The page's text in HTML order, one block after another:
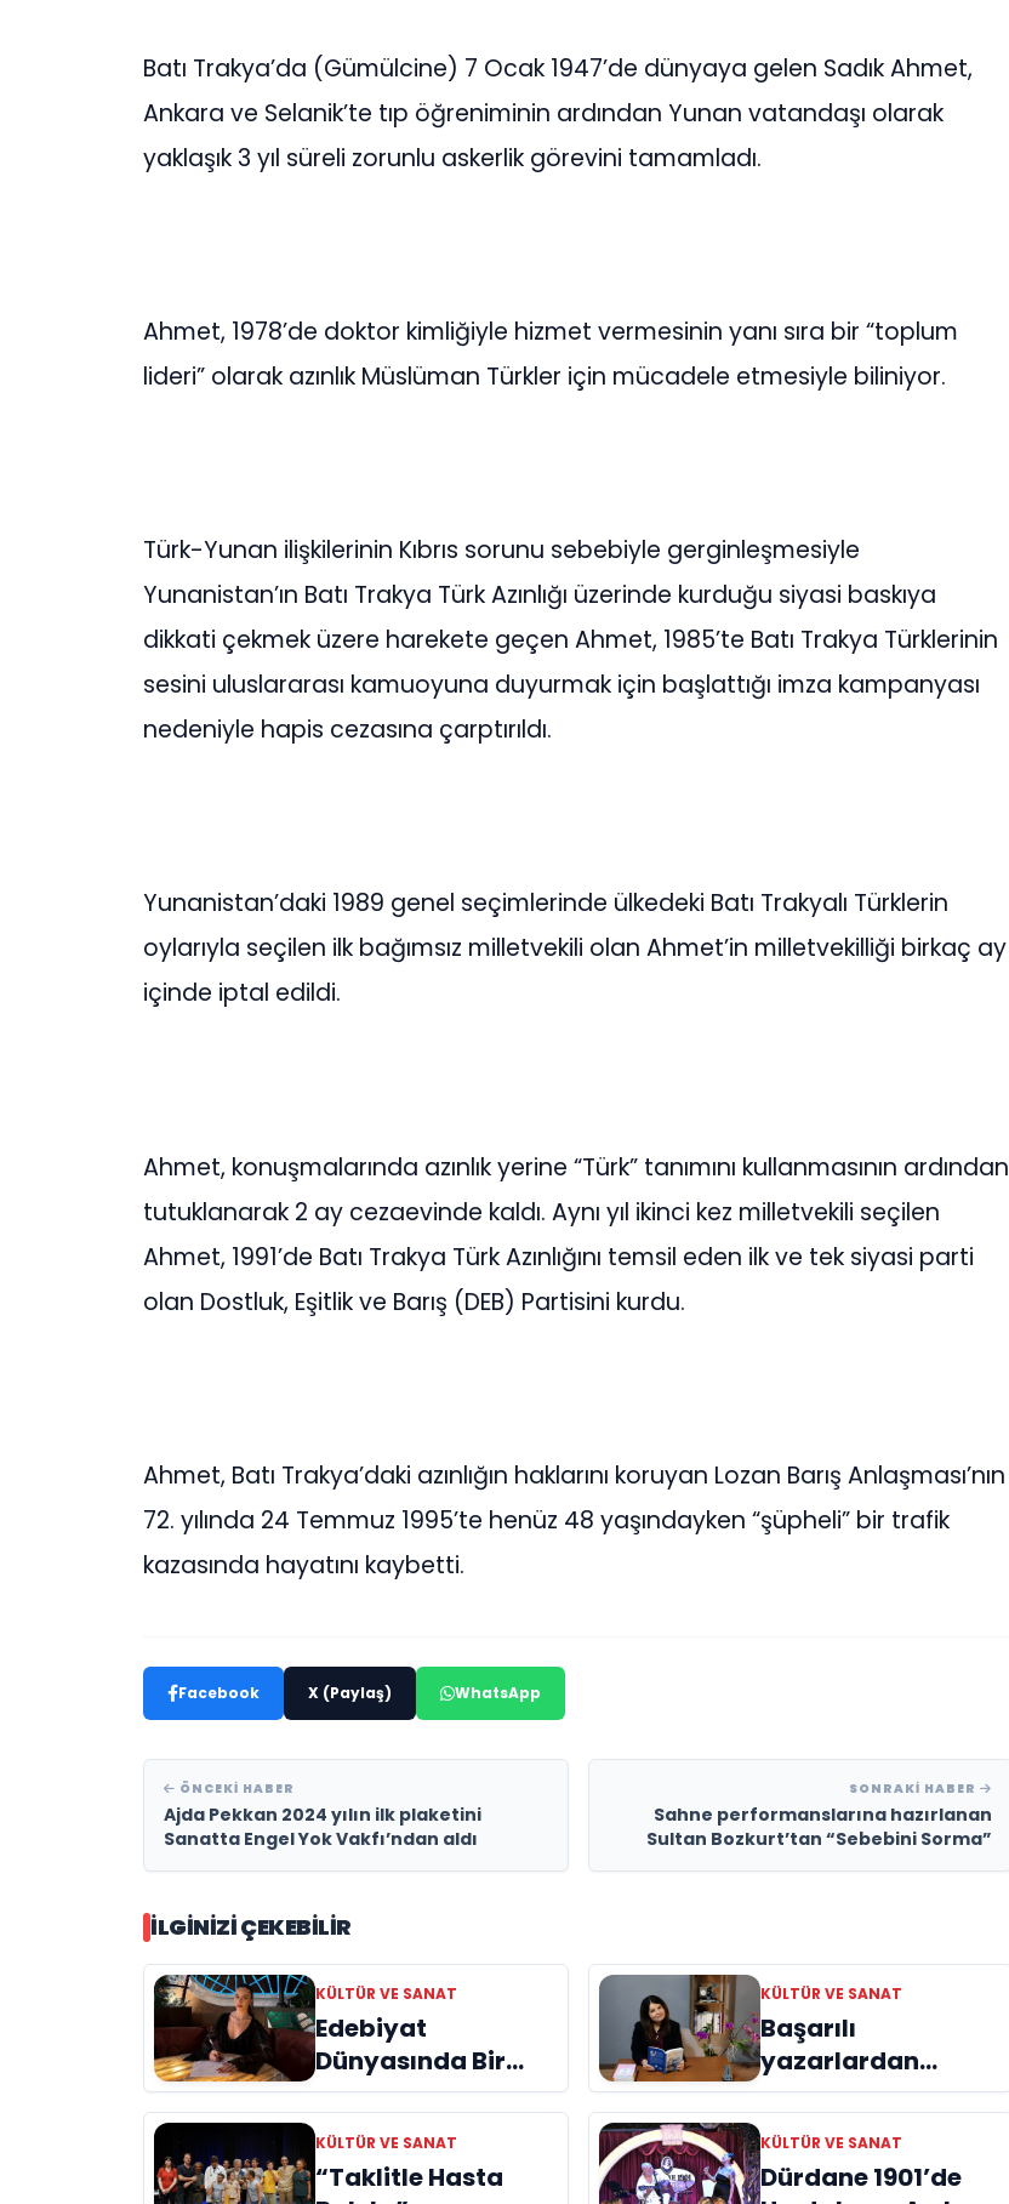
Batı Trakya’da (Gümülcine) 7 Ocak 1947’de dünyaya gelen Sadık Ahmet,
Ankara ve Selanik’te tıp öğreniminin ardından Yunan vatandaşı olarak
yaklaşık 3 yıl süreli zorunlu askerlik görevini tamamladı.
Ahmet, 1978’de doktor kimliğiyle hizmet vermesinin yanı sıra bir “toplum
lideri” olarak azınlık Müslüman Türkler için mücadele etmesiyle biliniyor.
Türk-Yunan ilişkilerinin Kıbrıs sorunu sebebiyle gerginleşmesiyle
Yunanistan’ın Batı Trakya Türk Azınlığı üzerinde kurduğu siyasi baskıya
dikkati çekmek üzere harekete geçen Ahmet, 1985’te Batı Trakya Türklerinin
sesini uluslararası kamuoyuna duyurmak için başlattığı imza kampanyası
nedeniyle hapis cezasına çarptırıldı.
Yunanistan’daki 1989 genel seçimlerinde ülkedeki Batı Trakyalı Türklerin
oylarıyla seçilen ilk bağımsız milletvekili olan Ahmet’in milletvekilliği birkaç ay
içinde iptal edildi.
Ahmet, konuşmalarında azınlık yerine “Türk” tanımını kullanmasının ardından
tutuklanarak 2 ay cezaevinde kaldı. Aynı yıl ikinci kez milletvekili seçilen
Ahmet, 1991’de Batı Trakya Türk Azınlığını temsil eden ilk ve tek siyasi parti
olan Dostluk, Eşitlik ve Barış (DEB) Partisini kurdu.
Ahmet, Batı Trakya’daki azınlığın haklarını koruyan Lozan Barış Anlaşması’nın
72. yılında 24 Temmuz 1995’te henüz 48 yaşındayken “şüpheli” bir trafik
kazasında hayatını kaybetti.
Facebook X (Paylaş) WhatsApp
ÖNCEKI HABER
Ajda Pekkan 2024 yılın ilk plaketini
Sanatta Engel Yok Vakfı’ndan aldı
SONRAKI HABER
Sahne performanslarına hazırlanan
Sultan Bozkurt’tan “Sebebini Sorma”
İLGINIZI ÇEKEBILIR
KÜLTÜR VE SANAT
Edebiyat
Dünyasında Bir
Genç Deha
Doğuyor: Dilruba
Engin ve Zift Karası
Evreni ‘AVENOİR’
KÜLTÜR VE SANAT
Başarılı
yazarlardan
Azime Savaş’tan
başucu kitabı
“Emanet”
raflardaki yerini
KÜLTÜR VE SANAT
“Taklitle Hasta
KÜLTÜR VE SANAT
Dürdane 1901’de